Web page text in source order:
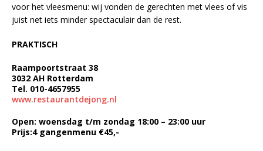
voor het vleesmenu: wij vonden de gerechten met vlees of vis
juist net iets minder spectaculair dan de rest.
PRAKTISCH
Raampoortstraat 38
3032 AH Rotterdam
Tel. 010-4657955
www.restaurantdejong.nl
Open: woensdag t/m zondag 18:00 – 23:00 uur
Prijs:4 gangenmenu €45,-